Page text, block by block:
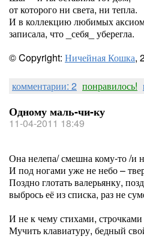
от которого ни света, ни тепла.
И в коллекцию любимых
записала, что _себя_ уберегла.
© Copyright: Ничейная Кошка,
комментарии: 2 понравилось!
Одному маль-чи-ку
11-04-2011 18:49
Она нелепа/ смешна кому-то /и
И под ногами уже не небо –
Поздно глотать валерьянку,
выбрось её из списка, раз не
И не к чему стихами, строчками
Мучить клавиатуру, бедный